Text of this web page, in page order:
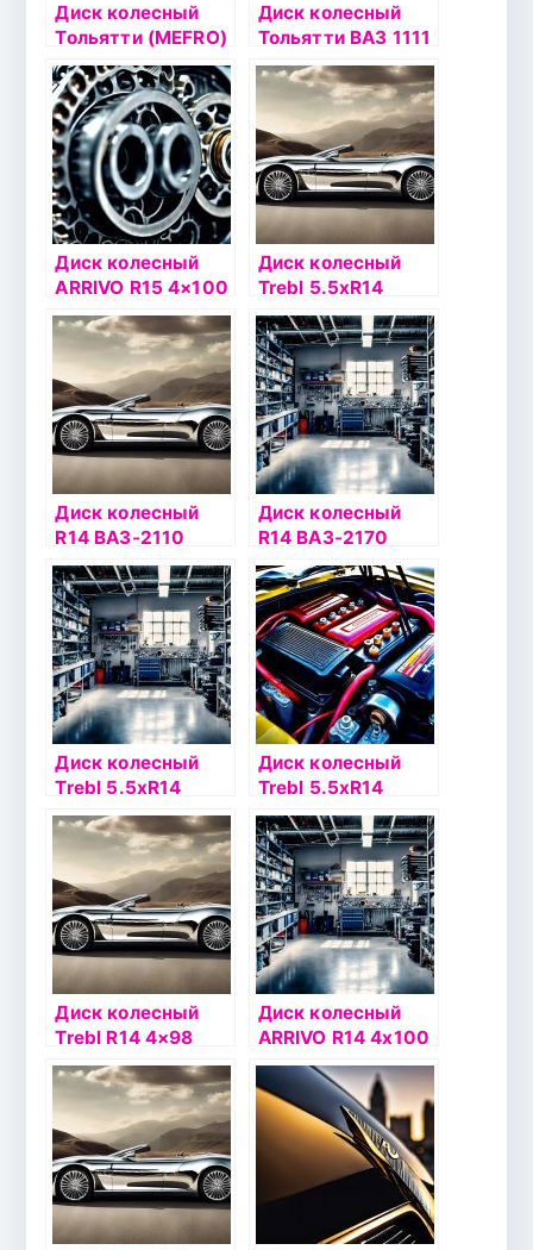
Диск колесный
Тольятти (MEFRO)
5.5xR14 4×108
ET47.5 DIA63.3
черный
Диск колесный
Тольятти ВАЗ 1111
(MEFRO) 4xR12
3×98 ET40
DIA58.6
серебристый
Диск колесный
ARRIVO R15 4×100
36/60,1 AR051
серебристый
Диск колесный
Trebl 5.5хR14
4х100 ЕТ35
DIA57.1
серебристый
Диск колесный
R14 ВАЗ-2110
ТЗСК 35/58,5
серебристый
Диск колесный
R14 ВАЗ-2170
MEFRO 35/58,6
серебристый
Диск колесный
Trebl 5.5хR14
4х108 ЕТ27
DIA65.1
серебристый
Диск колесный
Trebl 5.5хR14
4х100 ЕТ43
DIA60.1
серебристый
Диск колесный
Trebl R14 4×98
ВАЗ-2110 35/58,6
серебристый
Диск колесный
ARRIVO R14 4х100
ET43 DIA60.1
черный